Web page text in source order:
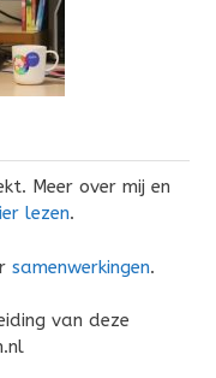
Meer over mij en
lezen.
samenwerkingen.
van deze